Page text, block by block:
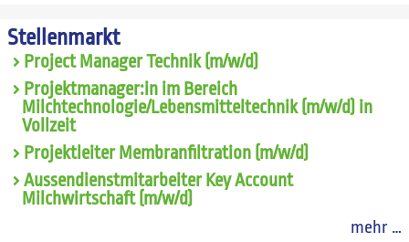
Stellenmarkt
Project Manager Technik (m/w/d)
Projektmanager:in im Bereich
Milchtechnologie/Lebensmitteltechnik (m/w/d) in
Vollzeit
Projektleiter Membranfiltration (m/w/d)
Aussendienstmitarbeiter Key Account
Milchwirtschaft (m/w/d)
mehr …